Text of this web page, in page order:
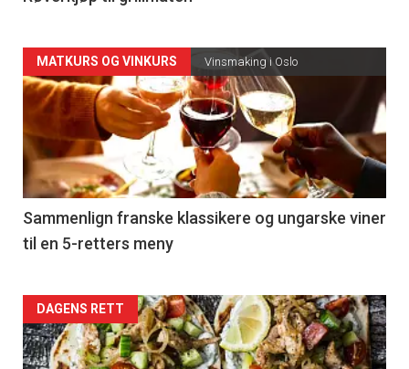
Forsiden
akkurat
nå
-
5
MATKURS OG VINKURS Vinsmaking i Oslo
Sammenlign franske klassikere og ungarske viner
til en 5-retters meny
Forsiden
akkurat
DAGENS RETT